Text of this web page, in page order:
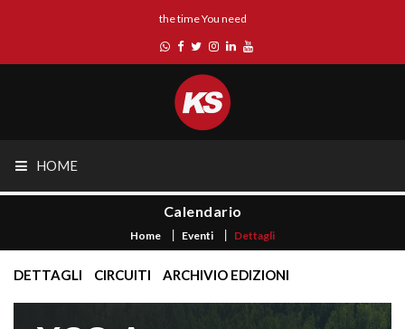
the time You need
HOME
Calendario
Home Eventi Dettagli
DETTAGLI CIRCUITI ARCHIVIO EDIZIONI